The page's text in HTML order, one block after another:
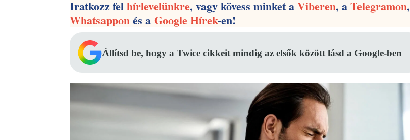
Iratkozz felhírlevelünkre, vagy kövess minket aViberen, aTelegramon,
Whatsapponés aGoogle Hírek-en!
Állítsd be, hogy a Twice cikkeit mindig az elsők között lásd a Google-ben